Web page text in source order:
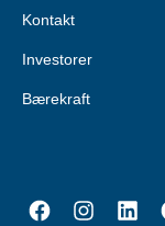
Kontakt
Investorer
Bærekraft